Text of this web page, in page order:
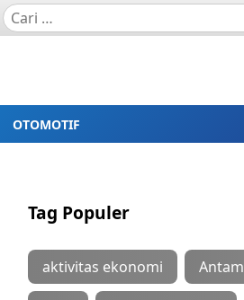
OTOMOTIF
Tag Populer
aktivitas ekonomi Antam